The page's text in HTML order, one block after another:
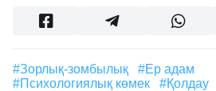
#зорлық-зомбылық
#ер адам
#психологиялық көмек
#қолдау